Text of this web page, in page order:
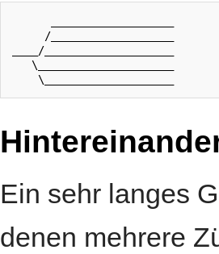
     /___________________
____/____________________
   \_____________________
Ein sehr langes
denen mehrere